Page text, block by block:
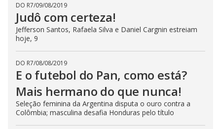
DO R7/09/08/2019
Judô com certeza!
Jefferson Santos, Rafaela Silva e Daniel Cargnin estreiam
hoje, 9
DO R7/08/08/2019
E o futebol do Pan, como está?
Mais hermano do que nunca!
Seleção feminina da Argentina disputa o ouro contra a
Colômbia; masculina desafia Honduras pelo título